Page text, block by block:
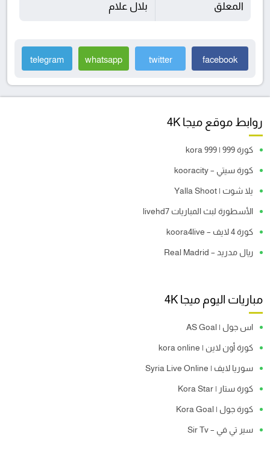
المعلق بلال علام
facebook
twitter
whatsapp
telegram
روابط موقع ميجا 4K
كورة 999 | kora 999
كورة سيتي – kooracity
يلا شوت | Yalla Shoot
الأسطورة لبث المباريات livehd7
كورة 4 لايف – koora4live
ريال مدريد – Real Madrid
مباريات اليوم ميجا 4K
اس جول | AS Goal
كورة أون لاين | kora online
سوريا لايف | Syria Live Online
كورة ستار | Kora Star
كورة جول | Kora Goal
سير تي في – Sir Tv